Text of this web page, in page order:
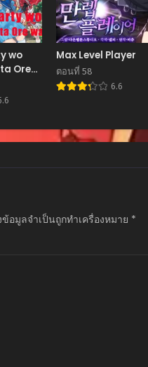
wo
Ore
Max Level Player
ตอนที่ 58
6.6
อมูลจำเป็นถูกทำเครื่องหมาย *